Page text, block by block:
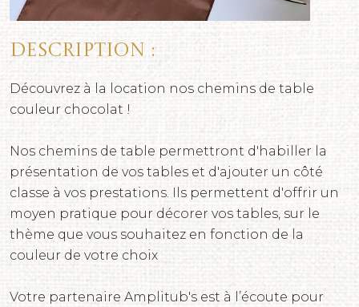
Description :
Découvrez à la location nos chemins de table
couleur chocolat !
Nos chemins de table permettront d'habiller la
présentation de vos tables et d'ajouter un côté
classe à vos prestations. Ils permettent d'offrir un
moyen pratique pour décorer vos tables, sur le
thème que vous souhaitez en fonction de la
couleur de votre choix
Votre partenaire Amplitub's est à l’écoute pour